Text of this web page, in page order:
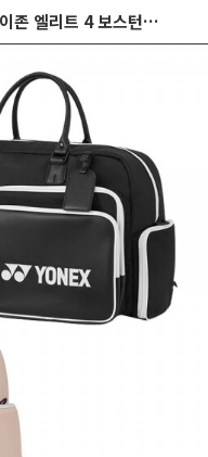
증정 [세양스포츠정품] 요넥스 뉴 이존 엘리트 4 보스턴백 GF